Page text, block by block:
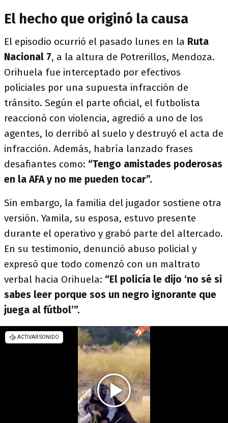
El hecho que originó la causa
El episodio ocurrió el pasado lunes en la Ruta
Nacional 7, a la altura de Potrerillos, Mendoza.
Orihuela fue interceptado por efectivos
policiales por una supuesta infracción de
tránsito. Según el parte oficial, el futbolista
reaccionó con violencia, agredió a uno de los
agentes, lo derribó al suelo y destruyó el acta de
infracción. Además, habría lanzado frases
desafiantes como: “Tengo amistades poderosas
en la AFA y no me pueden tocar”.
Sin embargo, la familia del jugador sostiene otra
versión. Yamila, su esposa, estuvo presente
durante el operativo y grabó parte del altercado.
En su testimonio, denunció abuso policial y
expresó que todo comenzó con un maltrato
verbal hacia Orihuela: “El policía le dijo ‘no sé si
sabes leer porque sos un negro ignorante que
juega al fútbol’”.